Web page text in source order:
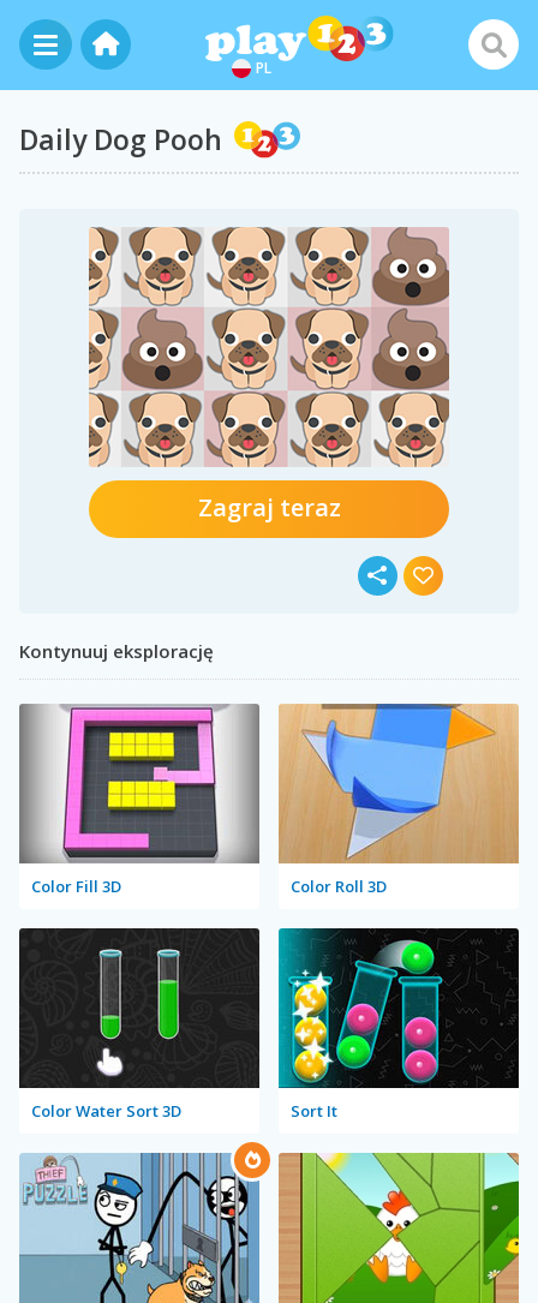
PL
Daily Dog Pooh
Zagraj teraz
Kontynuuj eksplorację
Color Fill 3D Color Roll 3D
Color Water Sort 3D Sort It